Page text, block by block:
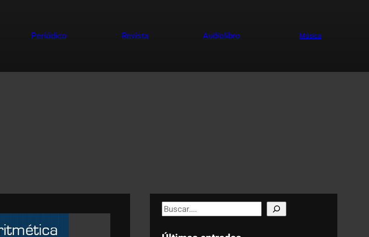
Periódico Revista Audiolibro Música
S
e
a